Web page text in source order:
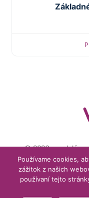
© 2026 -
Môj účet
Používame cookies,
zážitok z našich
používaní tejto